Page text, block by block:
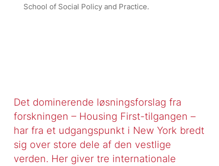
School of Social Policy and Practice.
Det dominerende løsningsforslag fra
forskningen – Housing First-tilgangen –
har fra et udgangspunkt i New York bredt
sig over store dele af den vestlige
verden. Her giver tre internationale